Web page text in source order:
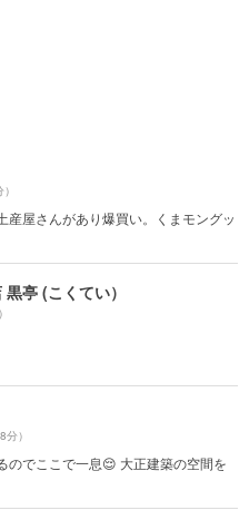
産屋さんがあり爆買い。くまモングッ
亭 (こくてい）
分）
のでここで一息😌 大正建築の空間を